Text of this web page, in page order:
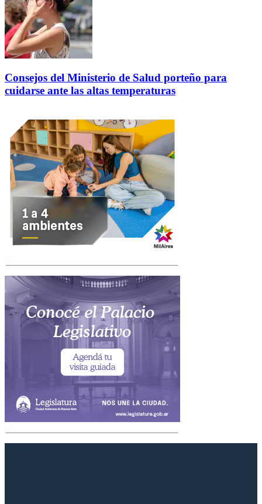
Consejos del Ministerio de Salud porteño para
cuidarse ante las altas temperaturas